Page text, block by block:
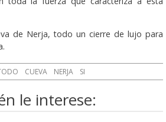
de Nerja, todo un cierre de lujo para
CUEVA NERJA SI
le interese: